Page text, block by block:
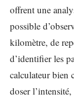
offrent une
possible
kilomètre, de
d’identifier les
calculateur bien
doser